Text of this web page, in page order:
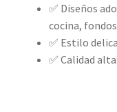
✅ Diseños
cocina,
✅ Estilo
✅ Calidad